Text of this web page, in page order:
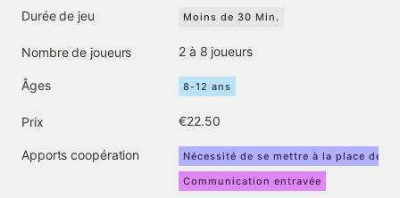
Durée de jeu Moins de 30 Min.
Nombre de joueurs 2 à 8 joueurs
Âges 8-12 ans
Prix €22.50
Apports coopération
Nécessité de se mettre à la place de
Communication entravée